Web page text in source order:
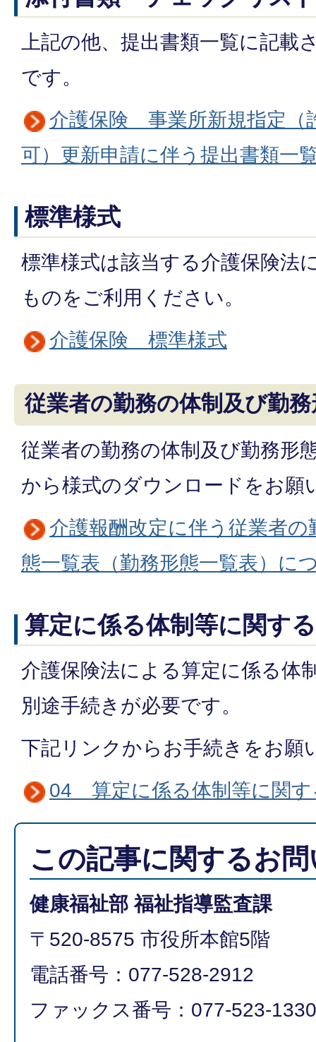
上記の他、提出書類一覧に記載
です。
介護保険 事業所新規指定（
可）更新申請に伴う提出書類一
標準様式
標準様式は該当する介護保険法
ものをご利用ください。
介護保険 標準様式
従業者の勤務の体制及び勤
従業者の勤務の体制及び勤務形
から様式のダウンロードをお願
介護報酬改定に伴う従業者
態一覧表（勤務形態一覧表）に
算定に係る体制等に関す
介護保険法による算定に係る体
別途手続きが必要です。
下記リンクからお手続きをお願
04 算定に係る体制等に関す
この記事に関するお
健康福祉部 福祉指導監査課
〒520-8575 市役所本館5階
電話番号：077-528-2912
ファックス番号：077-523-1330